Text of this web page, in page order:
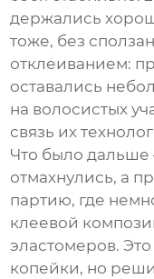
держались
тоже, без
отклеиванием:
оставались
на волосистых
связь их
Что было
отмахнулись, а
партию, где
клеевой
эластомеров.
копейки, но